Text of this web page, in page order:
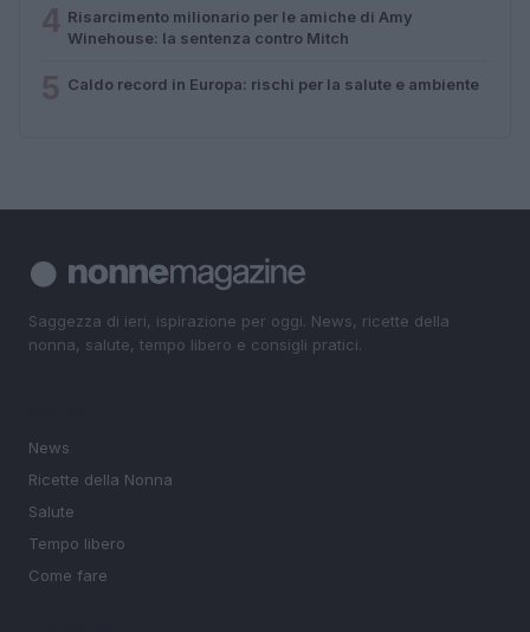
Risarcimento milionario per le amiche di Amy
Winehouse: la sentenza contro Mitch
Caldo record in Europa: rischi per la salute e ambiente
Saggezza di ieri, ispirazione per oggi. News, ricette della
nonna, salute, tempo libero e consigli pratici.
News
Ricette della Nonna
Salute
Tempo libero
Come fare